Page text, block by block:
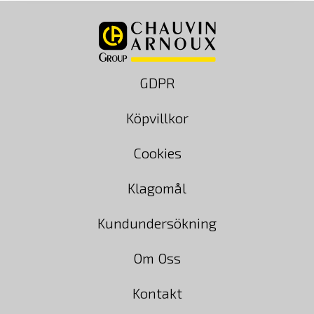
GDPR
Köpvillkor
Cookies
Klagomål
Kundundersökning
Om Oss
Kontakt